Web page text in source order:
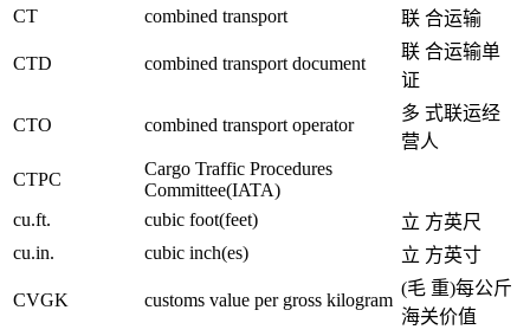
CT combined transport 联 合运输
CTD combined transport document
联 合运输单
证
CTO combined transport operator
多 式联运经
营人
CTPC
Cargo Traffic Procedures
Committee(IATA)
cu.ft.
cubic foot(feet)
立 方英尺
cu.in.
cubic inch(es) 立 方英寸
CVGK customs value per gross kilogram
(毛 重)每公斤
海关价值